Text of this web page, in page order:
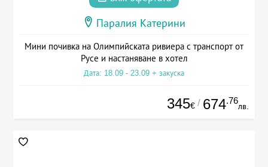
Паралия Катерини
Мини почивка на Олимпийската ривиера с транспорт от
Русе и настаняване в хотел
Дата: 18.09 - 23.09 + закуска
345€ / 674.76
лв.